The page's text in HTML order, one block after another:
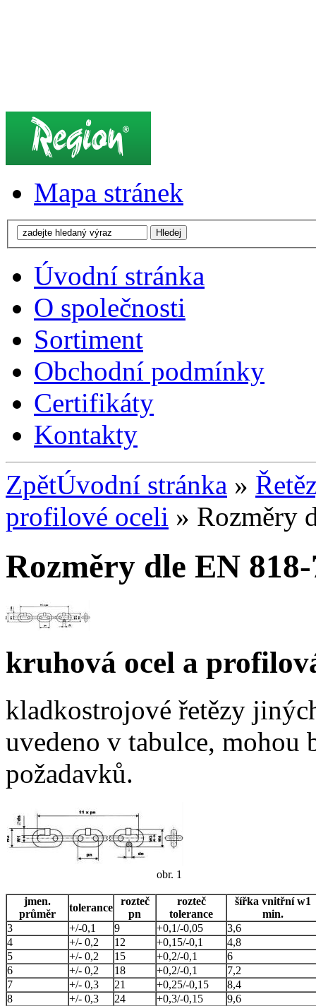
Mapa stránek
Úvodní stránka
O společnosti
Sortiment
Obchodní podmínky
Certifikáty
Kontakty
ZpětÚvodní stránka »
profilové oceli » Rozměry
Rozměry dle EN
kruhová ocel a
kladkostrojové řetězy
uvedeno v tabulce, mohou
požadavků.
obr. 1
jmen.
průměr
tolerance
rozteč
pn
rozteč
tolerance
šířka vnitřní w1
min.
3
+/-0,1 9 +0,1/-0,05
3,6
4
+/- 0,2 12 +0,15/-0,1
4,8
5
+/- 0,2 15 +0,2/-0,1
6
6
+/- 0,2 18 +0,2/-0,1
7,2
7
+/- 0,3 21 +0,25/-0,15
8,4
8
+/- 0,3 24 +0,3/-0,15
9,6